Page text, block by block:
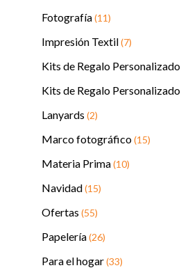
Fotografía(11)
Impresión Textil(7)
Kits de Regalo Personalizado
Kits de Regalo Personalizado
Lanyards (2)
Marco fotográfico(15)
Materia Prima(10)
Navidad(15)
Ofertas (55)
Papelería(26)
Para el hogar(33)